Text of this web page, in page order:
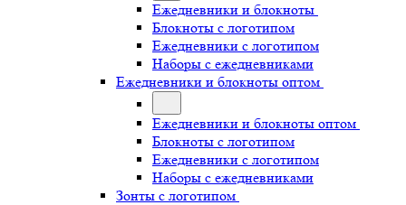
Ежедневники и блокноты
Блокноты с логотипом
Ежедневники с логотипом
Наборы с ежедневниками
Ежедневники и блокноты оптом
Ежедневники и блокноты оптом
Блокноты с логотипом
Ежедневники с логотипом
Наборы с ежедневниками
Зонты с логотипом